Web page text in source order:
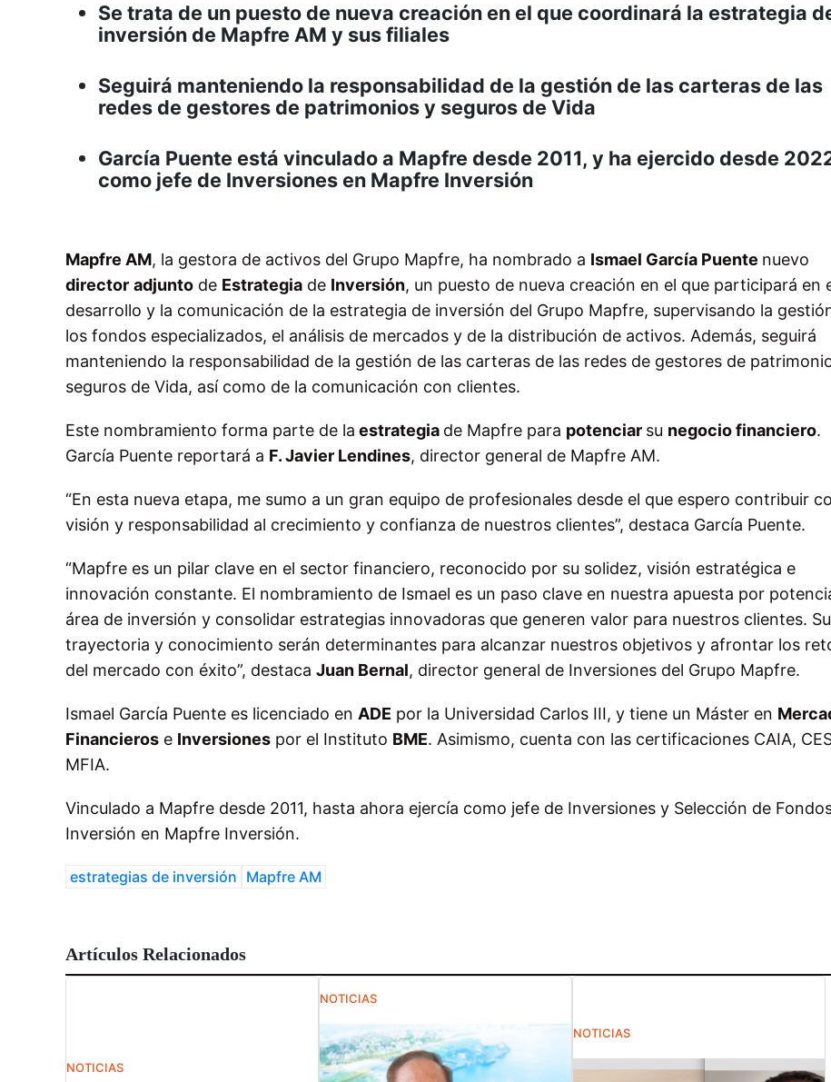
Se trata de un puesto de nueva creación en el que coordinará la estrategia
inversión de Mapfre AM y sus filiales
Seguirá manteniendo la responsabilidad de la gestión de las carteras de las
redes de gestores de patrimonios y seguros de Vida
García Puente está vinculado a Mapfre desde 2011, y ha ejercido desde
como jefe de Inversiones en Mapfre Inversión
Mapfre AM, la gestora de activos del Grupo Mapfre, ha nombrado a Ismael García Puente nuevo
director adjunto de Estrategia de Inversión, un puesto de nueva creación en el que participará en
desarrollo y la comunicación de la estrategia de inversión del Grupo Mapfre, supervisando la
los fondos especializados, el análisis de mercados y de la distribución de activos. Además, seguirá
manteniendo la responsabilidad de la gestión de las carteras de las redes de gestores de
seguros de Vida, así como de la comunicación con clientes.
Este nombramiento forma parte de la estrategia de Mapfre para potenciar su negocio financiero.
García Puente reportará a F. Javier Lendines, director general de Mapfre AM.
“En esta nueva etapa, me sumo a un gran equipo de profesionales desde el que espero contribuir
visión y responsabilidad al crecimiento y confianza de nuestros clientes”, destaca García Puente.
“Mapfre es un pilar clave en el sector financiero, reconocido por su solidez, visión estratégica e
innovación constante. El nombramiento de Ismael es un paso clave en nuestra apuesta por
área de inversión y consolidar estrategias innovadoras que generen valor para nuestros clientes. Su
trayectoria y conocimiento serán determinantes para alcanzar nuestros objetivos y afrontar los
del mercado con éxito”, destaca Juan Bernal, director general de Inversiones del Grupo Mapfre.
Ismael García Puente es licenciado en ADE por la Universidad Carlos III, y tiene un Máster en
Financieros e Inversiones por el Instituto BME. Asimismo, cuenta con las certificaciones CAIA,
MFIA.
Vinculado a Mapfre desde 2011, hasta ahora ejercía como jefe de Inversiones y Selección de
Inversión en Mapfre Inversión.
estrategias de inversión Mapfre AM
Artículos Relacionados
NOTICIAS
NOTICIAS
NOTICIAS